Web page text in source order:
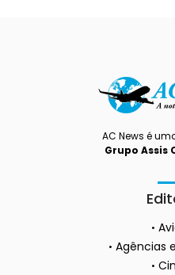
AC News é
Grupo Assis
Agências